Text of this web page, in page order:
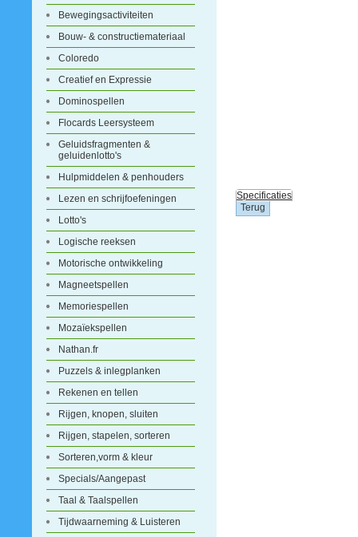
Bewegingsactiviteiten
Bouw- & constructiemateriaal
Coloredo
Creatief en Expressie
Dominospellen
Flocards Leersysteem
Geluidsfragmenten &
geluidenlotto's
Hulpmiddelen & penhouders
Lezen en schrijfoefeningen
Lotto's
Logische reeksen
Motorische ontwikkeling
Magneetspellen
Memoriespellen
Mozaïekspellen
Nathan.fr
Puzzels & inlegplanken
Rekenen en tellen
Rijgen, knopen, sluiten
Rijgen, stapelen, sorteren
Sorteren,vorm & kleur
Specials/Aangepast
Taal & Taalspellen
Tijdwaarneming & Luisteren
Specificaties